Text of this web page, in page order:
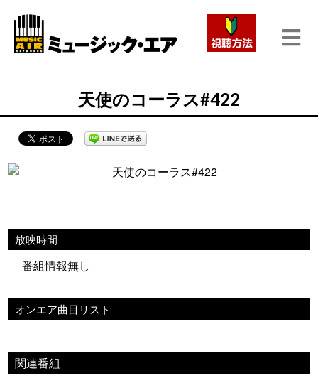
天使のコーラス#422
放映時間
番組情報無し
オンエア曲目リスト
関連番組